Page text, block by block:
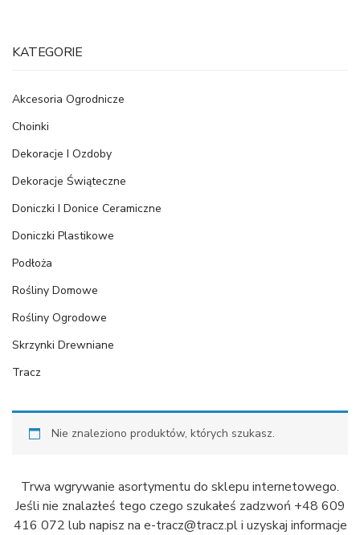
KATEGORIE
Akcesoria Ogrodnicze
Choinki
Dekoracje I Ozdoby
Dekoracje Świąteczne
Doniczki I Donice Ceramiczne
Doniczki Plastikowe
Podłoża
Rośliny Domowe
Rośliny Ogrodowe
Skrzynki Drewniane
Tracz
Nie znaleziono produktów, których szukasz.
Trwa wgrywanie asortymentu do sklepu internetowego.
Jeśli nie znalazłeś tego czego szukałeś zadzwoń +48 609
416 072 lub napisz na e-tracz@tracz.pl i uzyskaj informacje